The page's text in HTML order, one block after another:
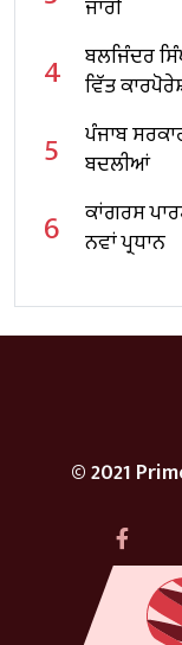
ਜਾਰੀ
4
ਬਲਜਿੰਦਰ
ਵਿੱਤ
5
ਪੰਜਾਬ
ਬਦਲੀਆਂ
6
ਕਾਂਗਰਸ
ਨਵਾਂ ਪ੍ਰਧਾਨ
© 2021